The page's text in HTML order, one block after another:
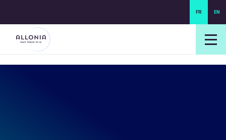
FR EN